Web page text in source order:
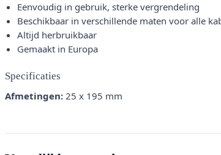
Eenvoudig in gebruik, sterke vergrendeling
Beschikbaar in verschillende maten voor alle
Altijd herbruikbaar
Gemaakt in Europa
Specificaties
Afmetingen: 25 x 195 mm